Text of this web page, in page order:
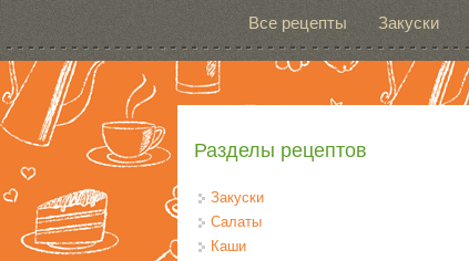
Все рецепты Закуски
Разделы рецептов
Закуски
Салаты
Каши